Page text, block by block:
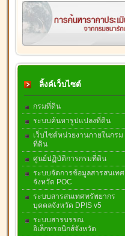
ลิ้งค์เว็บไซต์
กรมที่ดิน
ระบบค้นหารูปแปลงที่ดิน
เว็บไซต์หน่วยงานภายในกรม
ที่ดิน
ศูนย์ปฏิบัติการกรมที่ดิน
ระบบจัดการข้อมูลสารสนเทศ
จังหวัด POC
ระบบสารสนเทศทรัพยากร
บุคคลจังหวัด DPIS v5
ระบบสารบรรณ
อิเล็กทรอนิกส์จังหวัด